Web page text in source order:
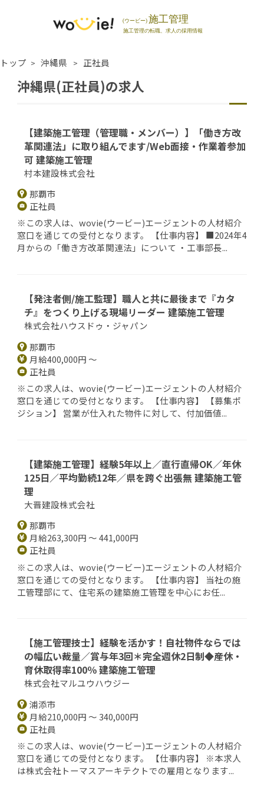
トップ 沖縄県 正社員
沖縄県(正社員)の求人
【建築施工管理（管理職・メンバー）】「働き方改
革関連法」に取り組んでます/Web面接・作業着参加
可 建築施工管理
村本建設株式会社
那覇市
正社員
※この求人は、wovie(ウービー)エージェントの人材紹介
窓口を通じての受付となります。 【仕事内容】 ■2024年4
月からの「働き方改革関連法」について ・工事部長...
【発注者側/施工監理】職人と共に最後まで『カタ
チ』をつくり上げる現場リーダー 建築施工管理
株式会社ハウスドゥ・ジャパン
那覇市
月給400,000円 ～
正社員
※この求人は、wovie(ウービー)エージェントの人材紹介
窓口を通じての受付となります。 【仕事内容】 【募集ポ
ジション】 営業が仕入れた物件に対して、付加価値...
【建築施工管理】経験5年以上／直行直帰OK／年休
125日／平均勤続12年／県を跨ぐ出張無 建築施工管
理
大晋建設株式会社
那覇市
月給263,300円 ～ 441,000円
正社員
※この求人は、wovie(ウービー)エージェントの人材紹介
窓口を通じての受付となります。 【仕事内容】 当社の施
工管理部にて、住宅系の建築施工管理を中心にお任...
【施工管理技士】経験を活かす！自社物件ならでは
の幅広い裁量／賞与年3回＊完全週休2日制◆産休・
育休取得率100％ 建築施工管理
株式会社マルユウハウジー
浦添市
月給210,000円 ～ 340,000円
正社員
※この求人は、wovie(ウービー)エージェントの人材紹介
窓口を通じての受付となります。 【仕事内容】 ※本求人
は株式会社トーマスアーキテクトでの雇用となります...